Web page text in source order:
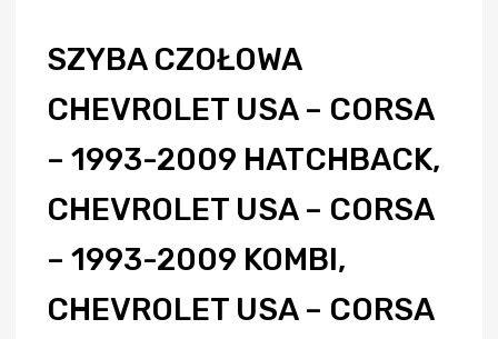
SZYBA CZOŁOWA
CHEVROLET USA – CORSA
– 1993-2009 HATCHBACK,
CHEVROLET USA – CORSA
– 1993-2009 KOMBI,
CHEVROLET USA – CORSA